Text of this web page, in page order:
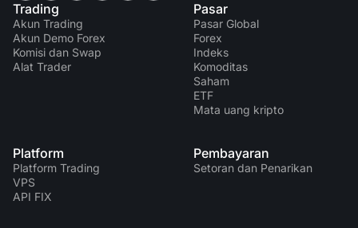
Trading
Akun Trading
Akun Demo Forex
Komisi dan Swap
Alat Trader
Pasar
Pasar Global
Forex
Indeks
Komoditas
Saham
ETF
Mata uang kripto
Platform
Platform Trading
VPS
API FIX
Pembayaran
Setoran dan Penarikan